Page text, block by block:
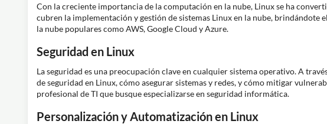
Con la creciente importancia de la computación en la nube, Linux se ha
cubren la implementación y gestión de sistemas Linux en la nube,
la nube populares como AWS, Google Cloud y Azure.
Seguridad en Linux
La seguridad es una preocupación clave en cualquier sistema operativo. A
de seguridad en Linux, cómo asegurar sistemas y redes, y cómo mitigar
profesional de TI que busque especializarse en seguridad informática.
Personalización y Automatización en Linux